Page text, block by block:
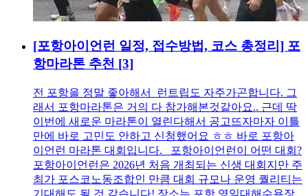
[포항아이언런 일정, 접수방법, 코스 총정리] 포
항마라톤 추천 [3]
전 포항을 정말 좋아해서 런트립도 자주가곤합니다. 그
래서 포항마라톤은 거의 다 참가해본것같아요.. 근데 딱
이번에 새로운 마라톤이 열린다해서 공고뜨자마자 이틀
만에 바로 고민도 안하고 신청했어요 ㅎㅎ 바로 포항아
이언런 마라톤 대회입니다. 포항아이언런이 어떤 대회?
포항아이언런은 2026년 처음 개최되는 신생 대회지만 주
최가 포스코노동조합인 만큼 대회 규모나 운영 퀄리티는
기대해도 될 것 같습니다! 장소는 포항 영일대해수욕장